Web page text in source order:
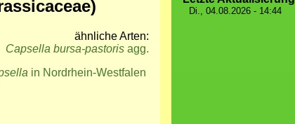
ähnliche Arten:
Capsella bursa-pastoris agg.
in Nordrhein-Westfalen
Di., 04.08.2026 - 14:44